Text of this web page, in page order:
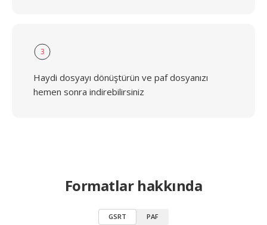
3
Haydi dosyayı dönüştürün ve paf dosyanızı
hemen sonra indirebilirsiniz
Formatlar hakkında
GSRT PAF